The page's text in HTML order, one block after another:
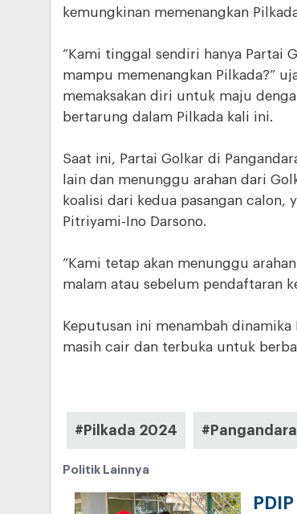
kemungkinan memenangkan
“Kami tinggal sendiri hanya Partai
mampu memenangkan Pilkada?”
memaksakan diri untuk maju
bertarung dalam Pilkada kali ini.
Saat ini, Partai Golkar di
lain dan menunggu arahan dari
koalisi dari kedua pasangan calon,
Pitriyami-Ino Darsono.
“Kami tetap akan menunggu
malam atau sebelum pendaftaran
Keputusan ini menambah
masih cair dan terbuka untuk
#Pilkada 2024
Politik Lainnya